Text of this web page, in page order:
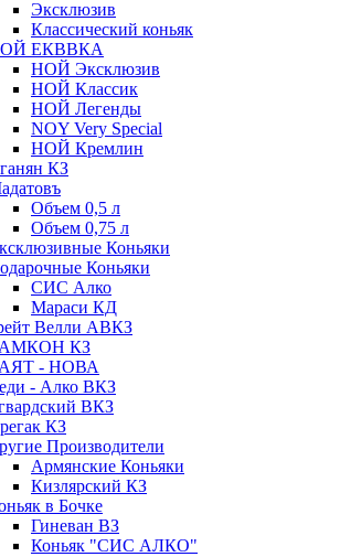
Эксклюзив
Классический коньяк
ЕКВВКА
НОЙ Эксклюзив
НОЙ Классик
НОЙ Легенды
NOY Very Speсial
НОЙ Кремлин
КЗ
Объем 0,5 л
Объем 0,75 л
Коньяки
Коньяки
СИС Алко
Мараси КД
Велли АВКЗ
КЗ
- НОВА
- Алко ВКЗ
ВКЗ
КЗ
Производители
Армянские Коньяки
Кизлярский КЗ
в Бочке
Гиневан ВЗ
Коньяк "СИС АЛКО"